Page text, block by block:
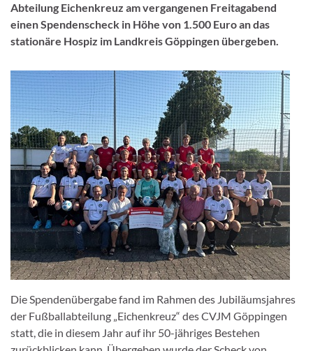
Abteilung Eichenkreuz am vergangenen Freitagabend
einen Spendenscheck in Höhe von 1.500 Euro an das
stationäre Hospiz im Landkreis Göppingen übergeben.
Die Spendenübergabe fand im Rahmen des Jubiläumsjahres
der Fußballabteilung „Eichenkreuz“ des CVJM Göppingen
statt, die in diesem Jahr auf ihr 50-jähriges Bestehen